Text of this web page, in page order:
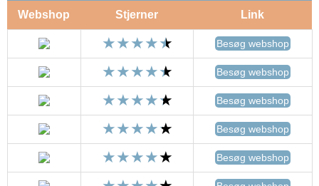
Webshop Stjerner Link
Besøg webshop
Besøg webshop
Besøg webshop
Besøg webshop
Besøg webshop